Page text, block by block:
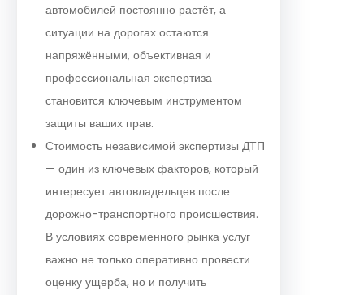
автомобилей постоянно растёт, а
ситуации на дорогах остаются
напряжёнными, объективная и
профессиональная экспертиза
становится ключевым инструментом
защиты ваших прав.
Стоимость независимой экспертизы ДТП
— один из ключевых факторов, который
интересует автовладельцев после
дорожно-транспортного происшествия.
В условиях современного рынка услуг
важно не только оперативно провести
оценку ущерба, но и получить